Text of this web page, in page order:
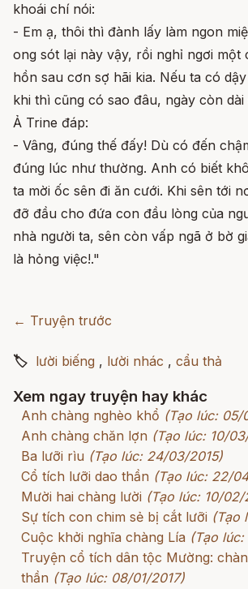
khoái chí nói:
- Em ạ, thôi thì đành lấy làm ngon
ong sót lại này vậy, rồi nghỉ ngơi một
hồn sau cơn sợ hãi kia. Nếu ta có
khi thì cũng có sao đâu, ngày còn dài
Ả Trine đáp:
- Vâng, đúng thế đấy! Dù có đến
đúng lúc như thường. Anh có biết
ta mời ốc sên đi ăn cưới. Khi sên tới
đỡ đầu cho đứa con đầu lòng của
nhà người ta, sên còn vấp ngã ở bờ
là hỏng việc!."
← Truyện trước
🏷 lười biếng , lười nhác , cẩu thả
Xem ngay truyện hay khác
Anh chàng nghèo khổ (Tạo lúc: 05/
Anh chàng chăn lợn (Tạo lúc: 10/
Ba lưỡi rìu (Tạo lúc: 24/03/2015)
Cổ tích lưỡi dao thần (Tạo lúc: 22/
Mười hai chàng lười (Tạo lúc: 10/02/
Sự tích con chim sẻ bị cắt lưỡi (Tạo
Cuộc khởi nghĩa chàng Lía (Tạo
Truyện cổ tích dân tộc Mường:
thần (Tạo lúc: 08/01/2017)